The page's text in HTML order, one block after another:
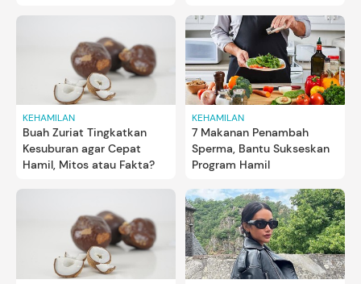
KEHAMILAN
Buah Zuriat Tingkatkan
Kesuburan agar Cepat
Hamil, Mitos atau Fakta?
KEHAMILAN
7 Makanan Penambah
Sperma, Bantu Sukseskan
Program Hamil